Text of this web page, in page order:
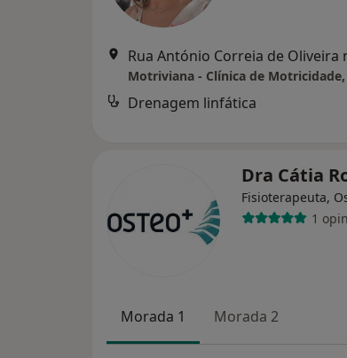
Drenagem linfática
Dra Cátia
Fisioterapeuta,
1
Morada 1 Morada 2